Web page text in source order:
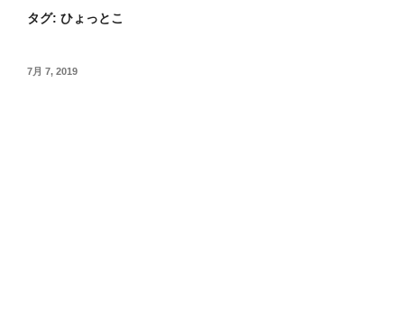
タグ: ひょっとこ
投
7月 7, 2019